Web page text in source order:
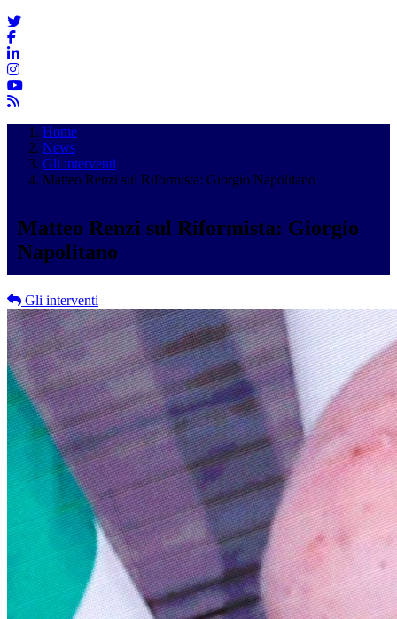
Home
News
Gli interventi
Matteo Renzi sul Riformista: Giorgio Napolitano
Matteo Renzi sul Riformista: Giorgio
Napolitano
Gli interventi